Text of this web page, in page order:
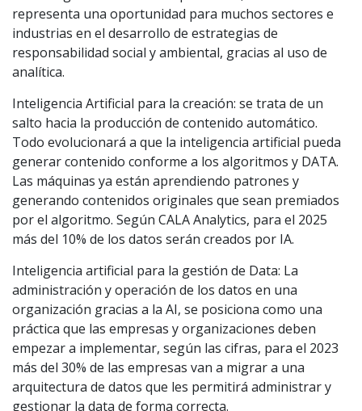
representa una oportunidad para muchos sectores e
industrias en el desarrollo de estrategias de
responsabilidad social y ambiental, gracias al uso de
analítica.
Inteligencia Artificial para la creación: se trata de un
salto hacia la producción de contenido automático.
Todo evolucionará a que la inteligencia artificial pueda
generar contenido conforme a los algoritmos y DATA.
Las máquinas ya están aprendiendo patrones y
generando contenidos originales que sean premiados
por el algoritmo. Según CALA Analytics, para el 2025
más del 10% de los datos serán creados por IA.
Inteligencia artificial para la gestión de Data: La
administración y operación de los datos en una
organización gracias a la AI, se posiciona como una
práctica que las empresas y organizaciones deben
empezar a implementar, según las cifras, para el 2023
más del 30% de las empresas van a migrar a una
arquitectura de datos que les permitirá administrar y
gestionar la data de forma correcta.